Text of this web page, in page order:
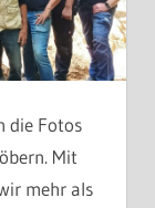
die Fotos
Mit
mehr als